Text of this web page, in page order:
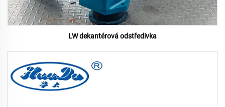
LW dekantérová odstředivka